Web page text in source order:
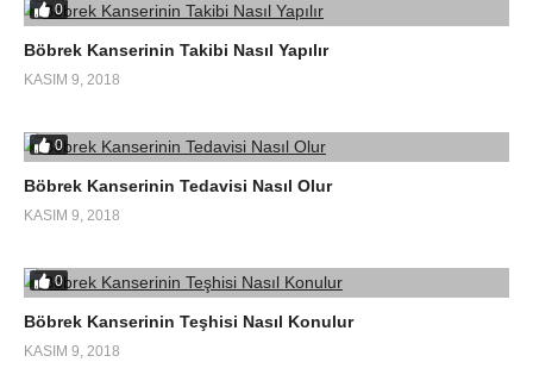
0
Böbrek Kanserinin Takibi Nasıl Yapılır
KASIM 9, 2018
0
Böbrek Kanserinin Tedavisi Nasıl Olur
KASIM 9, 2018
0
Böbrek Kanserinin Teşhisi Nasıl Konulur
KASIM 9, 2018